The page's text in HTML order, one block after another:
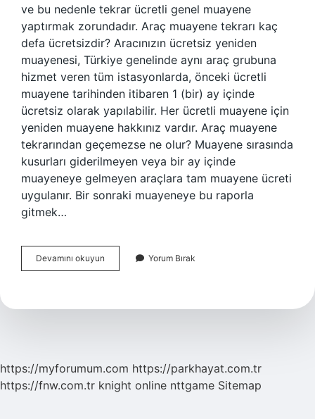
ve bu nedenle tekrar ücretli genel muayene
yaptırmak zorundadır. Araç muayene tekrarı kaç
defa ücretsizdir? Aracınızın ücretsiz yeniden
muayenesi, Türkiye genelinde aynı araç grubuna
hizmet veren tüm istasyonlarda, önceki ücretli
muayene tarihinden itibaren 1 (bir) ay içinde
ücretsiz olarak yapılabilir. Her ücretli muayene için
yeniden muayene hakkınız vardır. Araç muayene
tekrarından geçemezse ne olur? Muayene sırasında
kusurları giderilmeyen veya bir ay içinde
muayeneye gelmeyen araçlara tam muayene ücreti
uygulanır. Bir sonraki muayeneye bu raporla
gitmek…
Devamını okuyun
Muayeneden
Olur
Yorum Bırak
https://myforumum.com https://parkhayat.com.tr
https://fnw.com.tr knight online nttgame Sitemap